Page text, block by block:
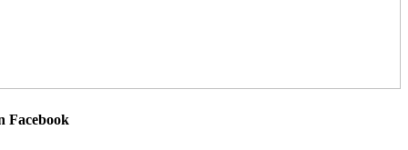
Facebook